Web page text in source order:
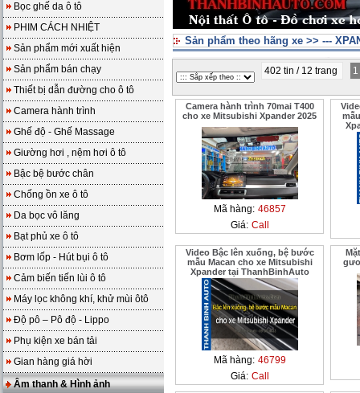
Bọc ghế da ô tô
PHIM CÁCH NHIỆT
Sản phẩm mới xuất hiện
Sản phẩm bán chạy
Thiết bị dẫn đường cho ô tô
Camera hành trình
Ghế độ - Ghế Massage
Giường hơi , nệm hơi ô tô
Bậc bệ bước chân
Chống ồn xe ô tô
Da bọc vô lăng
Bạt phủ xe ô tô
Bơm lốp - Hút bụi ô tô
Cảm biến tiến lùi ô tô
Máy lọc không khí, khử mùi ôtô
Độ pô – Pô độ - Lippo
Phụ kiện xe bán tải
Gian hàng giá hời
Âm thanh & Hình ảnh
Sản phẩm theo hãng xe >> ---
402 tin / 12 trang 1
Camera hành trình 70mai T400
cho xe Mitsubishi Xpander 2025
Mã hàng: 46857
Giá: Call
Video Bậc lên xuống, bệ bước
mẫu Macan cho xe Mitsubishi
Xpander tại ThanhBinhAuto
Mã hàng: 46799
Giá: Call